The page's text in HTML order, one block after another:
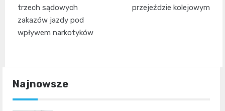
trzech sądowych
zakazów jazdy pod
wpływem narkotyków
przejeździe kolejowym
Najnowsze